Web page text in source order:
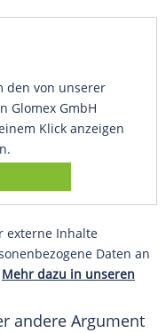
den von unserer
Glomex GmbH
Klick anzeigen
externe Inhalte
Daten an
Mehr dazu in unseren
andere Argument